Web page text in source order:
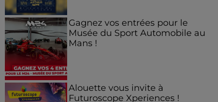
Gagnez vos entrées pour le
Musée du Sport Automobile au
Mans !
Alouette vous invite à
Futuroscope Xperiences !